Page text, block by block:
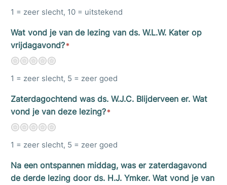
1 = zeer slecht, 10 = uitstekend
Wat vond je van de lezing van ds. W.L.W. Kater op
vrijdagavond?*
4
3
2
1
1 = zeer slecht, 5 = zeer goed
Zaterdagochtend was ds. W.J.C. Blijderveen er. Wat
vond je van deze lezing?*
4
3
2
1
1 = zeer slecht, 5 = zeer goed
Na een ontspannen middag, was er zaterdagavond
de derde lezing door ds. H.J. Ymker. Wat vond je van